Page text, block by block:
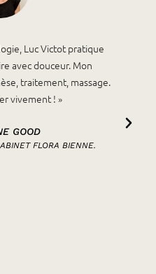
Luc Victot pratique
avec douceur. Mon
traitement, massage.
vivement ! »
GOOD
FLORA BIENNE.